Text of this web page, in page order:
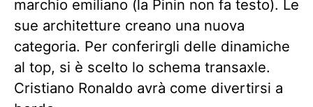
marchio emiliano (la Pinin non fa testo). Le
sue architetture creano una nuova
categoria. Per conferirgli delle dinamiche
al top, si è scelto lo schema transaxle.
Cristiano Ronaldo avrà come divertirsi a